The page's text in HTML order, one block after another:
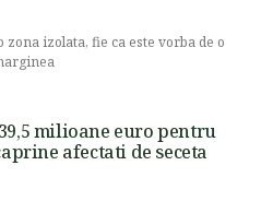
izolata, fie ca este vorba de o
milioane euro pentru
afectati de seceta